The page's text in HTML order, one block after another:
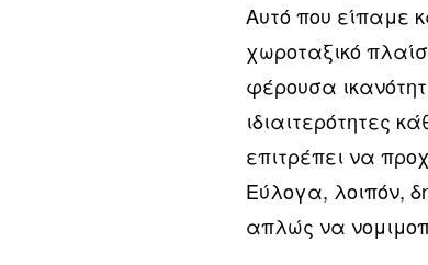
Αυτό που είπαμε
χωροταξικό
φέρουσα
ιδιαιτερότητες
επιτρέπει να
Εύλογα, λοιπόν,
απλώς να